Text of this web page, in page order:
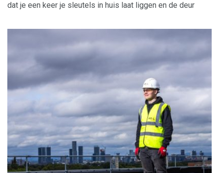
dat je een keer je sleutels in huis laat liggen en de deur